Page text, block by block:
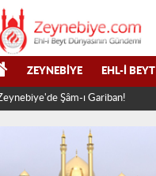
ZEYNEBIYE EHL-I BEYT
Şâm-ı Gariban!